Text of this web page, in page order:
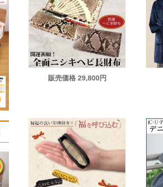
販売価格 29,800円